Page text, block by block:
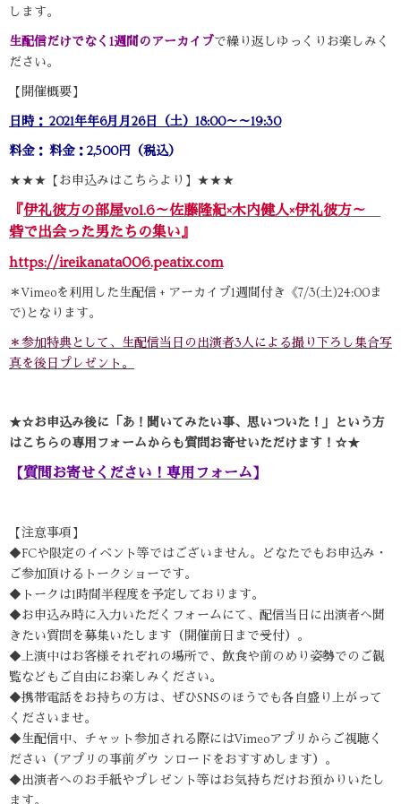
します。
生配信だけでなく1週間のアーカイブで繰り返しゆっくりお楽しみく
ださい。
【開催概要】
日時： 2021年年6月月26日（土）18:00～～19:30
料金： 料金：2,500円（税込）
★★★【お申込みはこちらより】★★★
『伊礼彼方の部屋vol.6～佐藤隆紀×木内健人×伊礼彼方～
砦で出会った男たちの集い』
https://ireikanata006.peatix.com
＊Vimeoを利用した生配信 + アーカイブ1週間付き《7/3(土)24:00ま
で)となります。
＊参加特典として、生配信当日の出演者3人による撮り下ろし集合写
真を後日プレゼント。
★☆お申込み後に「あ！聞いてみたい事、思いついた！」という方
はこちらの専用フォームからも質問お寄せいただけます！☆★
【質問お寄せください！専用フォーム】
【注意事項】
◆FCや限定のイベント等ではございません。どなたでもお申込み・
ご参加頂けるトークショーです。
◆トークは1時間半程度を予定しております。
◆お申込み時に入力いただくフォームにて、配信当日に出演者へ聞
きたい質問を募集いたします（開催前日まで受付）。
◆上演中はお客様それぞれの場所で、飲食や前のめり姿勢でのご観
覧などもご自由にお楽しみください。
◆携帯電話をお持ちの方は、ぜひSNSのほうでも各自盛り上がって
くださいませ。
◆生配信中、チャット参加される際にはVimeoアプリからご視聴く
ださい（アプリの事前ダウ ンロードをおすすめします）。
◆出演者へのお手紙やプレゼント等はお気持ちだけお預かりいたし
ます。